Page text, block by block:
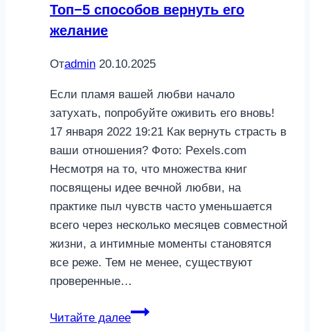
постели
Топ−5 способов вернуть его
желание
Отadmin 20.10.2025
Если пламя вашей любви начало
затухать, попробуйте оживить его вновь!
17 января 2022 19:21 Как вернуть страсть в
ваши отношения? Фото: Pexels.com
Несмотря на то, что множества книг
посвящены идее вечной любви, на
практике пыл чувств часто уменьшается
всего через несколько месяцев совместной
жизни, а интимные моменты становятся
все реже. Тем не менее, существуют
проверенные…
Читайте далее
Топ−5